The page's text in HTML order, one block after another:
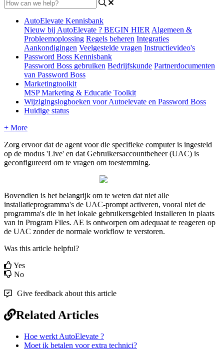
AutoElevate Kennisbank
Nieuw bij AutoElevate ? BEGIN HIER Algemeen &
Probleemoplossing Regels beheren Integraties
Aankondigingen Veelgestelde vragen Instructievideo's
Password Boss Kennisbank
Password Boss gebruiken Bedrijfskunde Partnerdocumenten
van Password Boss
Marketingtoolkit
MSP Marketing & Educatie Toolkit
Wijzigingslogboeken voor Autoelevate en Password Boss
Huidige status
+ More
Zorg ervoor dat de agent voor die specifieke computer is ingesteld
op de modus 'Live' en dat Gebruikersaccountbeheer (UAC) is
geconfigureerd om te vragen om toestemming.
Bovendien is het belangrijk om te weten dat niet alle
installatieprogramma's de UAC-prompt activeren, vooral niet de
programma's die in het lokale gebruikersgebied installeren in plaats
van in Program Files. AE is ontworpen om adequaat te reageren op
de UAC zonder de normale workflow te verstoren.
Was this article helpful?
Yes
No
Give feedback about this article
Related Articles
Hoe werkt AutoElevate ?
Moet ik betalen voor extra technici?